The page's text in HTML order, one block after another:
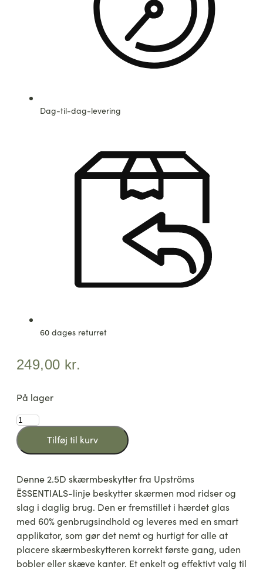
Dag-til-dag-levering
60 dages returret
249,00 kr.
På lager
ËSSENTIALS
iPhone
17/16
Pro
-
Genbrugsglas
+
Smart
Applicator
(Bulk)
antal
Tilføj til kurv
Denne 2.5D skærmbeskytter fra Upströms
ËSSENTIALS-linje beskytter skærmen mod ridser og
slag i daglig brug. Den er fremstillet i hærdet glas
med 60% genbrugsindhold og leveres med en smart
applikator, som gør det nemt og hurtigt for alle at
placere skærmbeskytteren korrekt første gang, uden
bobler eller skæve kanter. Et enkelt og effektivt valg til